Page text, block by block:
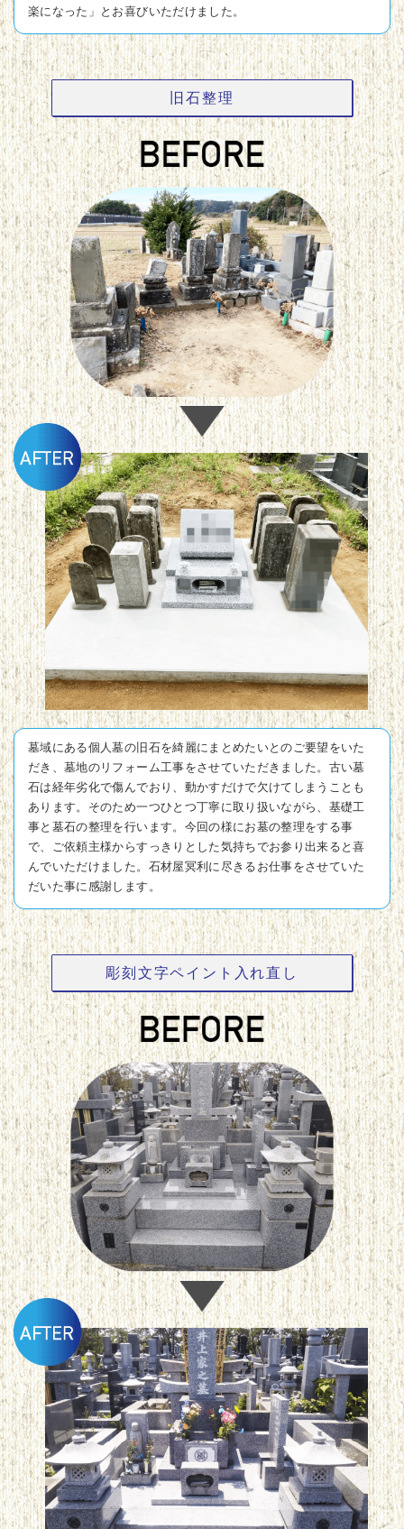
楽になった」とお喜びいただけました。
旧石整理
墓域にある個人墓の旧石を綺麗にまとめたいとのご要望をいた
だき、墓地のリフォーム工事をさせていただきました。古い墓
石は経年劣化で傷んでおり、動かすだけで欠けてしまうことも
あります。そのため一つひとつ丁寧に取り扱いながら、基礎工
事と墓石の整理を行います。今回の様にお墓の整理をする事
で、ご依頼主様からすっきりとした気持ちでお参り出来ると喜
んでいただけました。石材屋冥利に尽きるお仕事をさせていた
だいた事に感謝します。
彫刻文字ペイント入れ直し